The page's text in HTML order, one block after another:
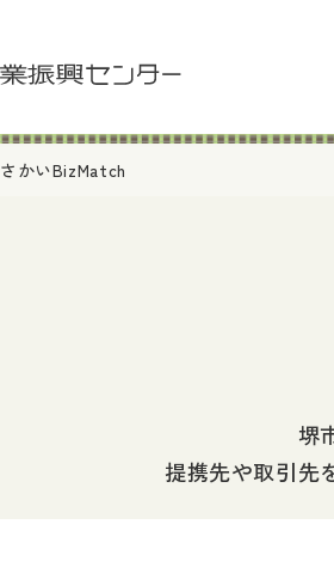
さかいBizMatch
堺
提携先や取引先